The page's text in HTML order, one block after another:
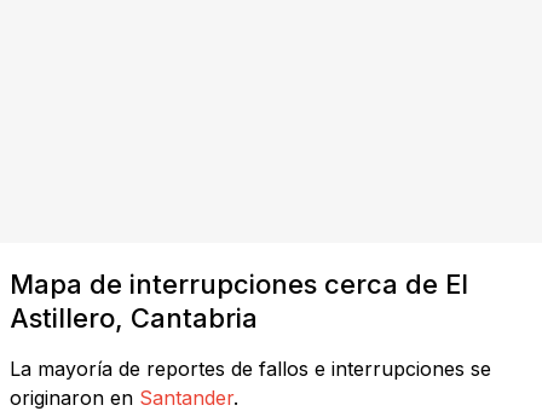
Mapa de interrupciones cerca de El
Astillero, Cantabria
La mayoría de reportes de fallos e interrupciones se
originaron en Santander.